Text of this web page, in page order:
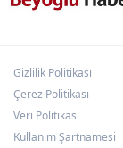
Gizlilik Politikası
Çerez Politikası
Veri Politikası
Kullanım Şartnamesi